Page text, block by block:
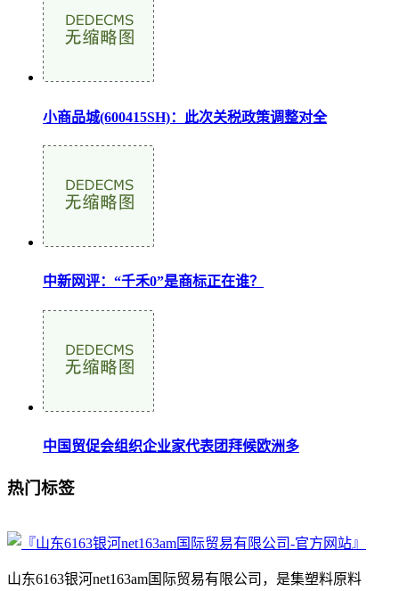
小商品城(600415SH)：此次关税政策调整对全
中新网评：“千禾0”是商标正在谁？
中国贸促会组织企业家代表团拜候欧洲多
热门标签
山东6163银河net163am国际贸易有限公司，是集塑料原料